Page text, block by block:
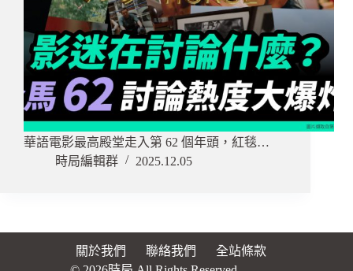
華語電影最高殿堂走入第 62 個年頭，紅毯…
時局編輯群
2025.12.05
關於我們 聯絡我們
全站條款